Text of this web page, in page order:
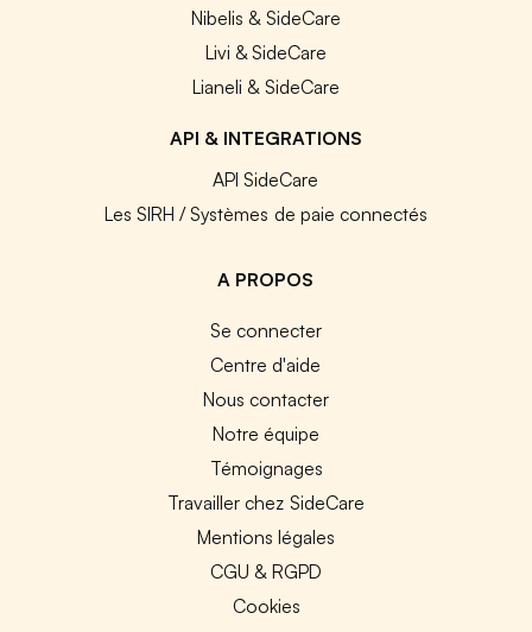
Nibelis & SideCare
Livi & SideCare
Lianeli & SideCare
API & INTEGRATIONS
API SideCare
Les SIRH / Systèmes de paie connectés
A PROPOS
Se connecter
Centre d'aide
Nous contacter
Notre équipe
Témoignages
Travailler chez SideCare
Mentions légales
CGU & RGPD
Cookies